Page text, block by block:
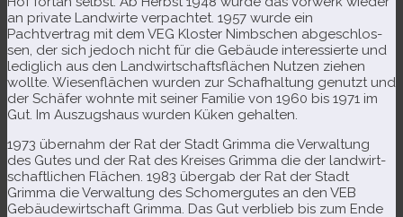
an pri­vate Landwirte ver­pach­tet. 1957 wurde ein
Pachtvertrag mit dem VEG Kloster Nimbschen abge­schlos­
sen, der sich jedoch nicht für die Gebäude inter­es­sierte und
ledig­lich aus den Landwirtschaftsflächen Nutzen zie­hen
wollte. Wiesenflächen wur­den zur Schafhaltung genutzt und
der Schäfer wohnte mit sei­ner Familie von 1960 bis 1971 im
Gut. Im Auszugshaus wur­den Küken gehalten.
1973 über­nahm der Rat der Stadt Grimma die Verwaltung
des Gutes und der Rat des Kreises Grimma die der land­wirt­
schaft­li­chen Flächen. 1983 über­gab der Rat der Stadt
Grimma die Verwaltung des Schomergutes an den VEB
Gebäudewirtschaft Grimma. Das Gut ver­blieb bis zum Ende